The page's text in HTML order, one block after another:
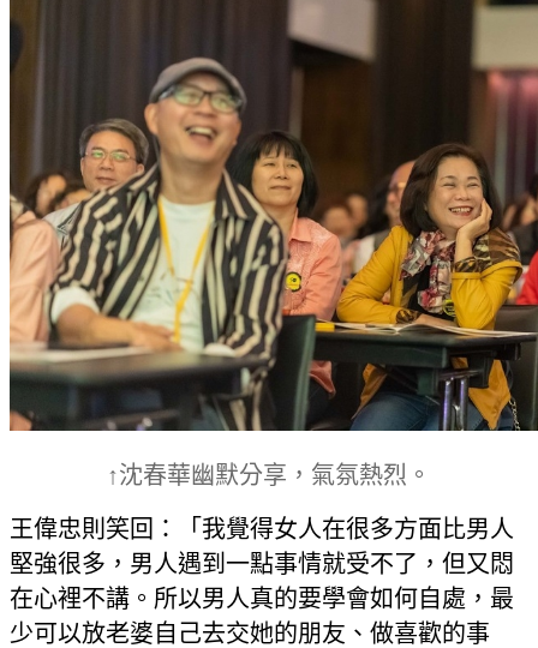
↑沈春華幽默分享，氣氛熱烈。
王偉忠則笑回：「我覺得女人在很多方面比男人
堅強很多，男人遇到一點事情就受不了，但又悶
在心裡不講。所以男人真的要學會如何自處，最
少可以放老婆自己去交她的朋友、做喜歡的事